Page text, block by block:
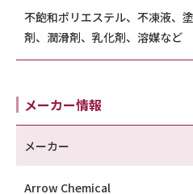
不飽和ポリエステル、不凍液、
剤、潤滑剤、乳化剤、溶媒など
メーカー情報
メーカー
Arrow Chemical